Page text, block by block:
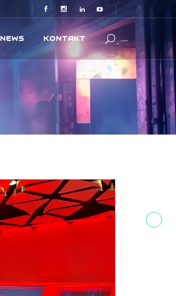
NEWS KONTAKT